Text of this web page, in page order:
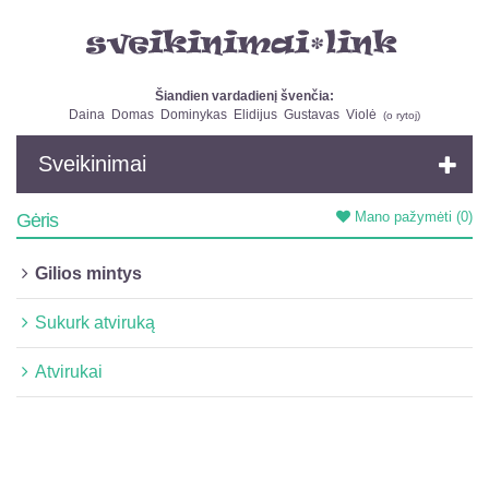
Šiandien vardadienį švenčia:
Daina Domas Dominykas Elidijus Gustavas Violė (o rytoj)
Sveikinimai
Mano pažymėti (0)
Gėris
Gilios mintys
Sukurk atviruką
Atvirukai